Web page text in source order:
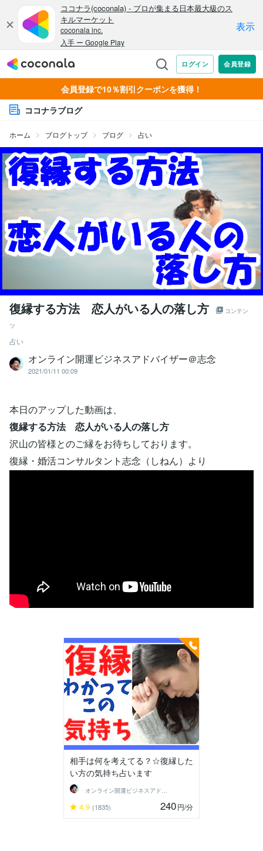
会員登録で10％割引クーポンを獲得！
ココナラブログ
ホーム ブログトップ ブログ 占い
復縁する方法 恋人がいる人の落し方
コンテン
ツ
占い
オンライン開運ビジネスアドバイザー＠志念
2021/01/11 00:09
本日のアップした動画は、
復縁する方法 恋人がいる人の落し方
沢山の皆様とのご縁をお待ちしております。
復縁・婚活コンサルタント志念（しねん）より
相手は何を考えてる？☆復縁した
い方の気持ち占います
オンライン開運ビジネスアドバイザー＠志念
4.9 (1835) 240円/分